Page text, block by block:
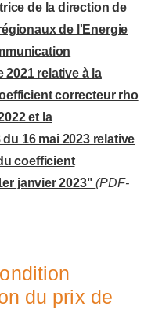
de la direction de
de l'Energie
2021 relative à la
correcteur rho
et la
16 mai 2023 relative
coefficient
janvier 2023"(PDF-
du prix de